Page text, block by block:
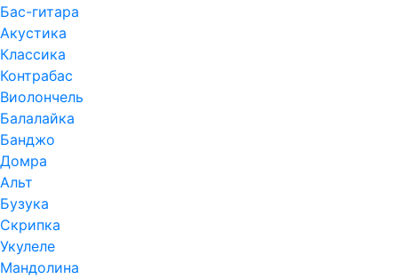
Бас-гитара
Акустика
Классика
Контрабас
Виолончель
Балалайка
Банджо
Домра
Альт
Бузука
Скрипка
Укулеле
Мандолина